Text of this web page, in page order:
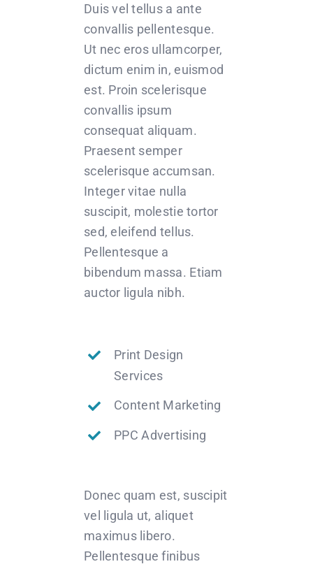
Duis vel tellus a ante
convallis pellentesque.
Ut nec eros ullamcorper,
dictum enim in, euismod
est. Proin scelerisque
convallis ipsum
consequat aliquam.
Praesent semper
scelerisque accumsan.
Integer vitae nulla
suscipit, molestie tortor
sed, eleifend tellus.
Pellentesque a
bibendum massa. Etiam
auctor ligula nibh.
Print Design
Services
Content Marketing
PPC Advertising
Donec quam est, suscipit
vel ligula ut, aliquet
maximus libero.
Pellentesque finibus